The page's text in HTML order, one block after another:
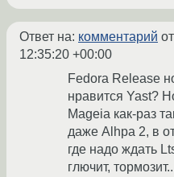
Ответ на: комментарий
12:35:20 +00:00
Fedora Release
нравится Yast?
Mageia как-раз
даже Alhpa 2, в
где надо ждать
глючит,